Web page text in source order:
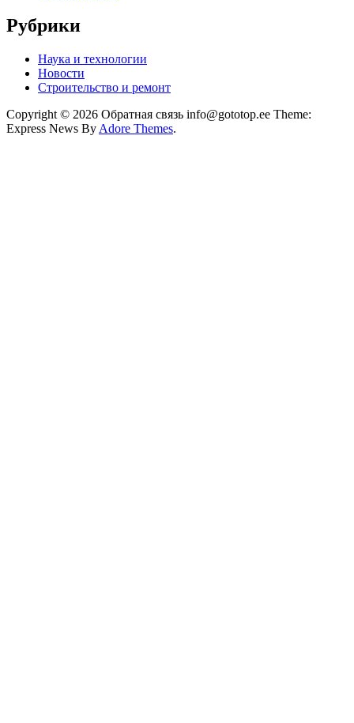
Рубрики
Наука и технологии
Новости
Строительство и ремонт
Copyright © 2026 Обратная связь info@gototop.ee Theme:
Express News By Adore Themes.